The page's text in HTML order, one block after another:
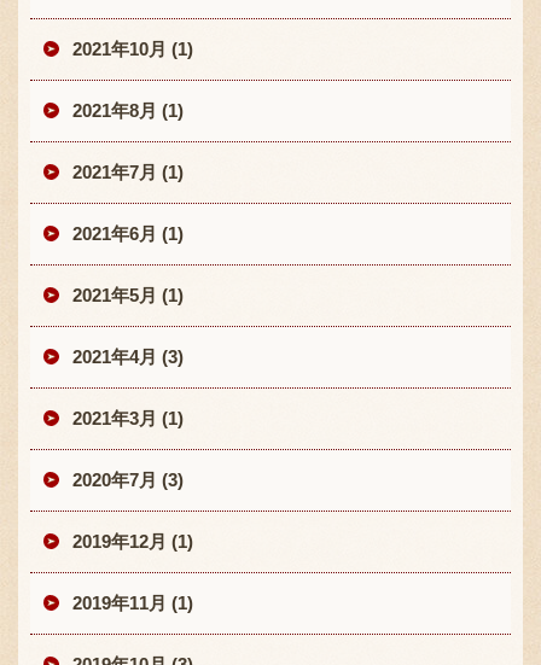
2021年10月 (1)
2021年8月 (1)
2021年7月 (1)
2021年6月 (1)
2021年5月 (1)
2021年4月 (3)
2021年3月 (1)
2020年7月 (3)
2019年12月 (1)
2019年11月 (1)